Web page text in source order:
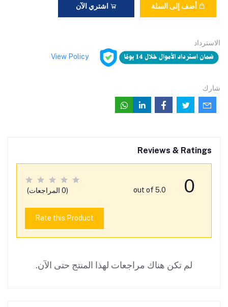
أضف إلى السلة اشتري الآن
الاسترداد
View Policy
شارك
Reviews & Ratings
0
out of 5.0 (0 المراجعات)
Rate this Product
لم تكن هناك مراجعات لهذا المنتج حتى الآن.